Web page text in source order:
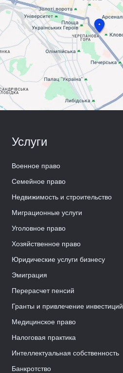
Услуги
Военное право
Семейное право
Недвижимость и строительство
Миграционные услуги
Уголовное право
Хозяйственное право
Юридические услуги бизнесу
Эмиграция
Перерасчет пенсий
Гранты и привлечение инвестиций
Медицинское право
Налоговая практика
Интеллектуальная собственность
Банкротство